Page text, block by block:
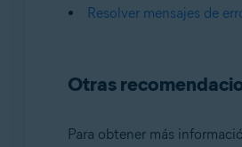
Resolver mensajes de
Otras
Para obtener más